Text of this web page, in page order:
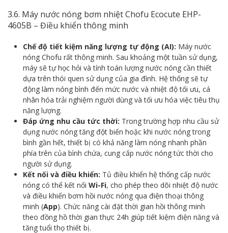
3.6. Máy nước nóng bơm nhiệt Chofu Ecocute EHP-
4605B – Điều khiển thông minh
Chế độ tiết kiệm năng lượng tự động (AI): Máy nước
nóng Chofu rất thông minh. Sau khoảng một tuần sử dụng,
máy sẽ tự học hỏi và tính toán lượng nước nóng cần thiết
dựa trên thói quen sử dụng của gia đình. Hệ thống sẽ tự
động làm nóng bình đến mức nước và nhiệt độ tối ưu, cá
nhân hóa trải nghiệm người dùng và tối ưu hóa việc tiêu thụ
năng lượng.
Đáp ứng nhu cầu tức thời: Trong trường hợp nhu cầu sử
dụng nước nóng tăng đột biến hoặc khi nước nóng trong
bình gần hết, thiết bị có khả năng làm nóng nhanh phần
phía trên của bình chứa, cung cấp nước nóng tức thời cho
người sử dụng.
Kết nối và điều khiển: Tủ điều khiển hệ thống cấp nước
nóng có thể kết nối Wi-Fi, cho phép theo dõi nhiệt độ nước
và điều khiển bơm hồi nước nóng qua điện thoại thông
minh (App). Chức năng cài đặt thời gian hồi thông minh
theo đồng hồ thời gian thực 24h giúp tiết kiệm điện năng và
tăng tuổi thọ thiết bị.